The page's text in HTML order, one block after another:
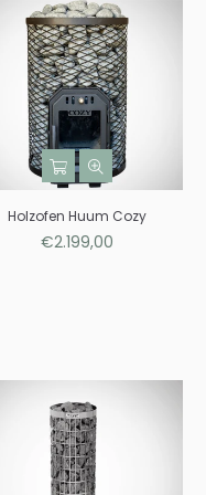
Holzofen Huum Cozy
Normaler
€2.199,00